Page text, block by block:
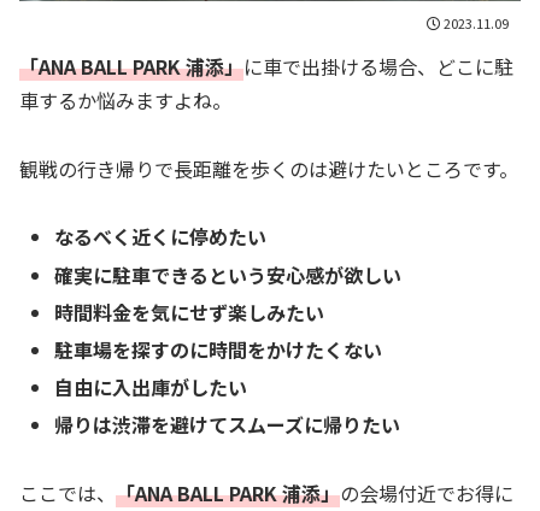
2023.11.09
「ANA BALL PARK 浦添」に車で出掛ける場合、どこに駐
車するか悩みますよね。
観戦の行き帰りで長距離を歩くのは避けたいところです。
なるべく近くに停めたい
確実に駐車できるという安心感が欲しい
時間料金を気にせず楽しみたい
駐車場を探すのに時間をかけたくない
自由に入出庫がしたい
帰りは渋滞を避けてスムーズに帰りたい
ここでは、 「ANA BALL PARK 浦添」の会場付近でお得に